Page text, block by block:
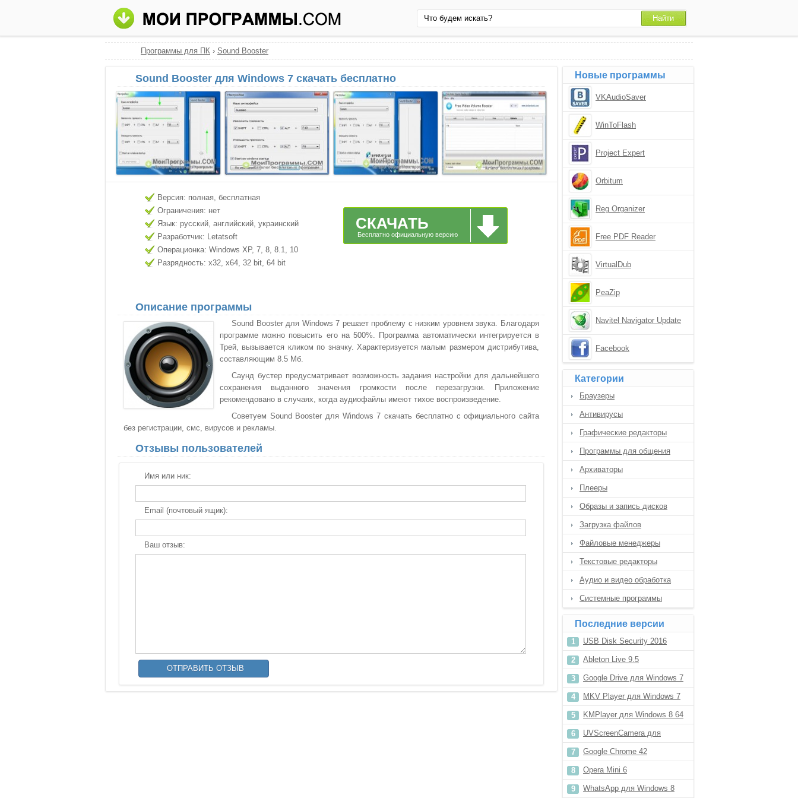
Программы для ПК › Sound Booster
Sound Booster для Windows 7 скачать бесплатно
Версия: полная, бесплатная
Ограничения: нет
Язык: русский, английский, украинский
Разработчик: Letatsoft
Операционка: Windows XP, 7, 8, 8.1, 10
Разрядность: x32, x64, 32 bit, 64 bit
СКАЧАТЬ
Бесплатно официальную версию
Описание программы
Sound Booster для Windows 7 решает проблему с низким уровнем звука. Благодаря
программе можно повысить его на 500%. Программа автоматически интегрируется в
Трей, вызывается кликом по значку. Характеризуется малым размером дистрибутива,
составляющим 8.5 Мб.
Саунд бустер предусматривает возможность задания настройки для дальнейшего
сохранения выданного значения громкости после перезагрузки. Приложение
рекомендовано в случаях, когда аудиофайлы имеют тихое воспроизведение.
Советуем Sound Booster для Windows 7 скачать бесплатно с официального сайта
без регистрации, смс, вирусов и рекламы.
Отзывы пользователей
Имя или ник:
Email (почтовый ящик):
Ваш отзыв:
Новые программы
VKAudioSaver
WinToFlash
Project Expert
Orbitum
Reg Organizer
Free PDF Reader
VirtualDub
PeaZip
Navitel Navigator Update
Facebook
Категории
Браузеры
Антивирусы
Графические редакторы
Программы для общения
Архиваторы
Плееры
Образы и запись дисков
Загрузка файлов
Файловые менеджеры
Текстовые редакторы
Аудио и видео обработка
Системные программы
Последние версии
USB Disk Security 2016
Ableton Live 9.5
Google Drive для Windows 7
MKV Player для Windows 7
KMPlayer для Windows 8 64
bit
UVScreenCamera для
Windows XP
Google Chrome 42
Opera Mini 6
WhatsApp для Windows 8